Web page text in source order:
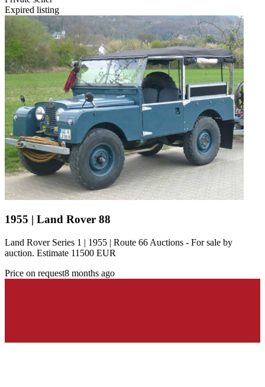
Expired listing
1955 | Land Rover 88
Land Rover Series 1 | 1955 | Route 66 Auctions - For sale by
auction. Estimate 11500 EUR
Price on request8 months ago